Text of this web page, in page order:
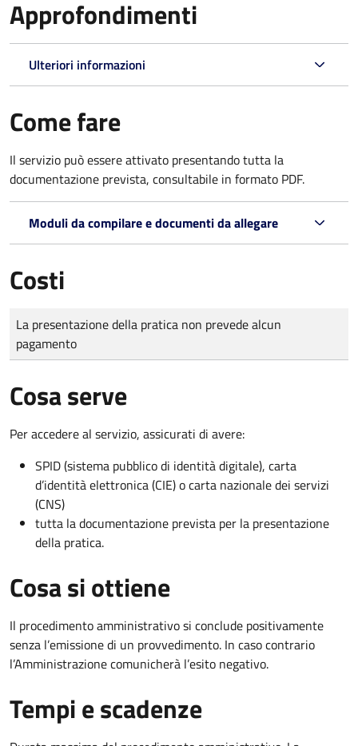
Approfondimenti
Ulteriori informazioni
Come fare
Il servizio può essere attivato presentando tutta la
documentazione prevista, consultabile in formato PDF.
Moduli da compilare e documenti da allegare
Costi
Tipo di pagamento
Importo
La presentazione della pratica non prevede alcun
pagamento
Cosa serve
Per accedere al servizio, assicurati di avere:
SPID (sistema pubblico di identità digitale), carta
d’identità elettronica (CIE) o carta nazionale dei servizi
(CNS)
tutta la documentazione prevista per la presentazione
della pratica.
Cosa si ottiene
Il procedimento amministrativo si conclude positivamente
senza l’emissione di un provvedimento. In caso contrario
l’Amministrazione comunicherà l’esito negativo.
Tempi e scadenze